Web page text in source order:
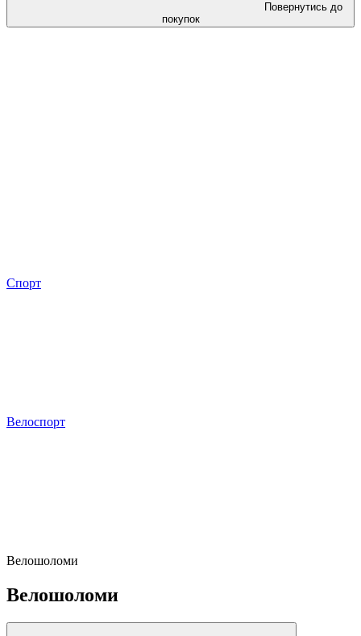
Повернутись до
покупок
Спорт
Велоспорт
Велошоломи
Велошоломи